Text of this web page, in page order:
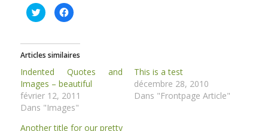
Cliquez
pour
partager
dans
une
nouvelle
fenêtre)
Cliquez
pour
dans
une
nouvelle
fenêtre)
Articles similaires
Indented Quotes and
Images – beautiful
février 12, 2011
Dans "Images"
This is a test
décembre 28, 2010
Dans "Frontpage Article"
Another title for our pretty